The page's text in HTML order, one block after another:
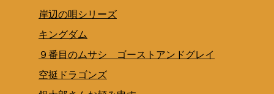
岸辺の唄シリーズ
キングダム
９番目のムサシ ゴーストアンドグレイ
空挺ドラゴンズ